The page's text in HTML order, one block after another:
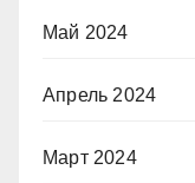
Май 2024
Апрель 2024
Март 2024